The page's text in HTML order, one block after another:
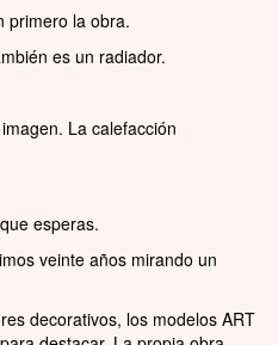
primero la obra.
es un radiador.
La calefacción
esperas.
veinte años mirando un
decorativos, los modelos ART